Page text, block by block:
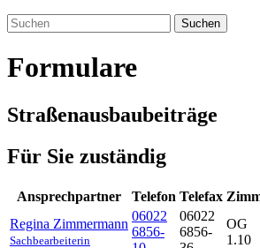
Suchen
Formulare
Straßenausbaubeiträge
Für Sie zuständig
Ansprechpartner Telefon Telefax
Regina Zimmermann
Sachbearbeiterin
06022
6856-
06022
6856-
OG
1.10